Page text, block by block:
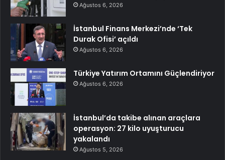
Ağustos 6, 2026
İstanbul Finans Merkezi’nde ‘Tek
Durak Ofisi’ açıldı
Ağustos 6, 2026
Türkiye Yatırım Ortamını Güçlendiriyor
Ağustos 6, 2026
İstanbul’da takibe alınan araçlara
operasyon: 27 kilo uyuşturucu
yakalandı
Ağustos 5, 2026